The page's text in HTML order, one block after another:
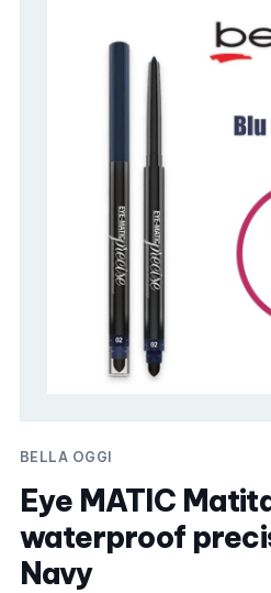
BELLA OGGI
Eye MATIC
waterproof
Navy